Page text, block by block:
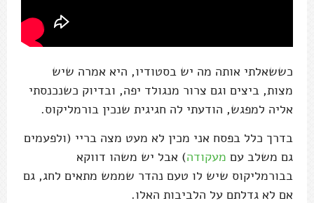
כששאלתי אותה מה יש בסטודיו, היא אמרה שיש
מצות, ביצים וגם צרור מנגולד יפה, ובדיוק כשנכנסתי
אליה למפגש, הודעתי לה חגיגית שנכין בורמליקוס.
בדרך כלל בפסח אני מכין לא מעט מצה בריי (ולפעמים
גם משלב עם מעקודה) אבל יש משהו דווקא
בבורמליקוס שיש לו טעם נהדר שממש מתאים לחג, גם
אם לא גדלתם על הלביבות האלו.